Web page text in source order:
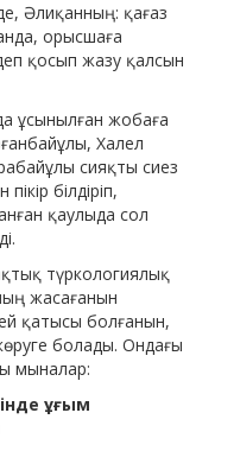
Әлиқанның: қағаз
орысшаға
қосып жазу қалсын
ұсынылған жобаға
Халел
сияқты сиез
білдіріп,
қаулыда сол
түркологиялық
жасағанын
қатысы болғанын,
болады. Ондағы
мыналар:
ұғым